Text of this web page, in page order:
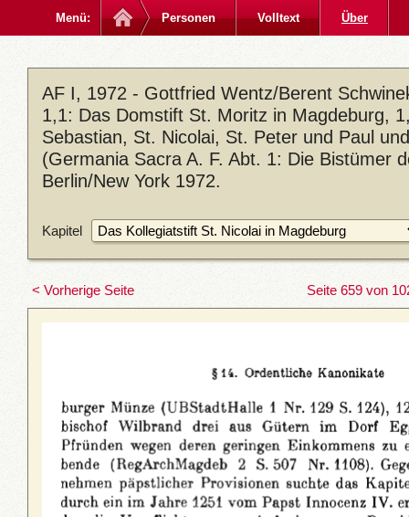
Menü: Personen Volltext Über
AF I, 1972 - Gottfried Wentz/Berent
1,1: Das Domstift St. Moritz in Magdeburg,
Sebastian, St. Nicolai, St. Peter und Paul
(Germania Sacra A. F. Abt. 1: Die Bistümer
Berlin/New York 1972.
Kapitel
< Vorherige Seite Seite 659 von